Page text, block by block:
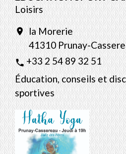
Loisirs
location_on la Morerie
41310 Prunay-
phone+33 2 54 89 32 51
Éducation, conseils et
sportives